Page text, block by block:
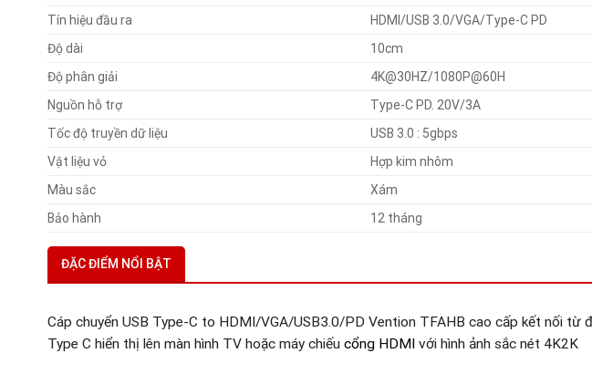
Tín hiệu đầu ra
HDMI/USB 3.0/VGA/Type-C PD
Độ dài
10cm
Độ phân giải
4K@30HZ/1080P@60H
Nguồn hỗ trợ
Type-C PD. 20V/3A
Tốc độ truyền dữ liệu
USB 3.0 : 5gbps
Vật liệu vỏ
Hợp kim nhôm
Màu sắc
Xám
Bảo hành
12 tháng
ĐẶC ĐIỂM NỔI BẬT
Cáp chuyển USB Type-C to HDMI/VGA/USB3.0/PD Vention TFAHB cao cấp kết nối từ
Type C hiển thị lên màn hình TV hoặc máy chiếu cổng HDMI với hình ảnh sắc nét 4K2K